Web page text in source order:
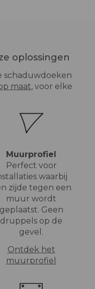
oplossingen
schaduwdoeken
maat, voor elke
Muurprofiel
Perfect voor
waarbij
zijde tegen een
muur wordt
geplaatst. Geen
druppels op de
gevel.
Ontdek het
muurprofiel